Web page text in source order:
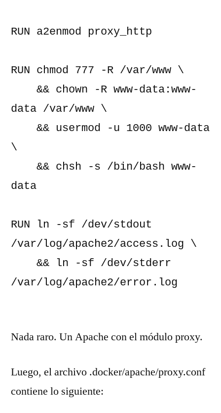
RUN a2enmod proxy_http
RUN chmod 777 -R /var/www \
&& chown -R www-data:www-
data /var/www \
\
data
RUN ln -sf /dev/stdout
/var/log/apache2/access.log \
&& ln -sf /dev/stderr
/var/log/apache2/error.log
Nada raro. Un Apache con el módulo proxy.
Luego, el archivo .docker/apache/proxy.conf
contiene lo siguiente: